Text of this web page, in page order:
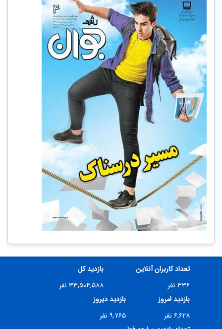
تعداد کاربران آنلاین
۳۳۶ نفر
بازدید کل
۳۳,۵۰۴,۵۸۸ نفر
بازدید امروز
۶,۶۲۸ نفر
بازدید دیروز
۹,۷۶۵ نفر